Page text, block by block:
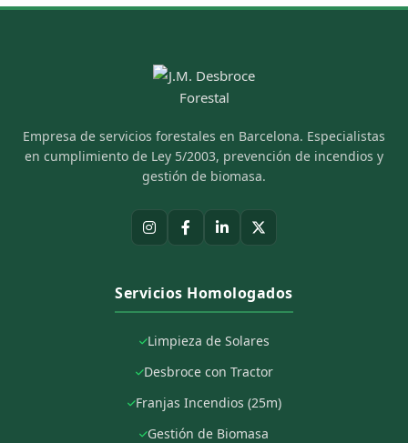
Empresa de servicios forestales en Barcelona. Especialistas
en cumplimiento de Ley 5/2003, prevención de incendios y
gestión de biomasa.
Servicios Homologados
Limpieza de Solares
Desbroce con Tractor
Franjas Incendios (25m)
Gestión de Biomasa